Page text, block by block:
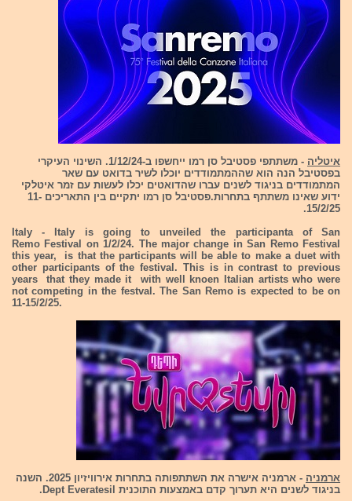
איטליה
- משתתפי פסטיבל סן רמו ייחשפו ב-1/12/24. השינוי העיקרי
בפסטיבל הנה הוא שההמתמודדים יוכלו לשיר בדואט עם שאר
המתמודדים בניגוד לשנים עברו שהדואטים יכלו לעשות עם זמר איטלקי
ידוע שאינו משתתף בתחרות.פסטיבל סן רמו יתקיים בין התאריכים 11-
15/2/25.
Italy- Italy is going to unveiled the participanta of San
Remo Festival on 1/2/24. The major change in San Remo Festival
this year, is that the participants will be able to make a duet with
other participants of the festival. This is in contrast to previous
years that they made it with well knoen Italian artists who were
not competing in the festval. The San Remo is expected to be on
11-15/2/25.
ארמניה
- ארמניה אישרה את השתתפותה בתחרות אירוויזיון 2025. השנה
בניגוד לשנים היא תערוך קדם באמצעות התוכנית Dept Everatesil.